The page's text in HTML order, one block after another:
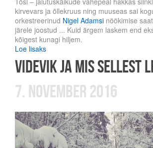
kirvevars ja õllekruus ning muuseas sai
orkestreerinud Nigel Adamsi nöökimise
järele joostud ... Kuid ärgem laskem end
kõigest kunagi hiljem.
Loe lisaks
VIDEVIK ja mis sellest
7. november 2016